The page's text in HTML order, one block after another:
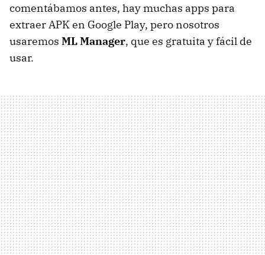
comentábamos antes, hay muchas apps para
extraer APK en Google Play, pero nosotros
usaremos ML Manager, que es gratuita y fácil de
usar.